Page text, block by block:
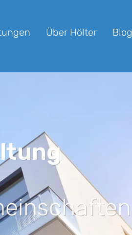
Über Hölter Blog